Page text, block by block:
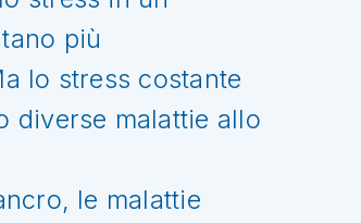
più
lo stress costante
diverse malattie allo
le malattie